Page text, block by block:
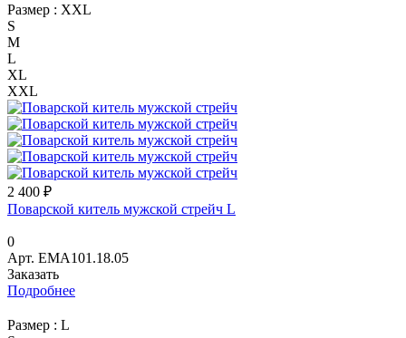
Размер : XXL
S
M
L
XL
XXL
2 400 ₽
Поварской китель мужской стрейч L
0
Арт. EМА101.18.05
Заказать
Подробнее
Размер : L